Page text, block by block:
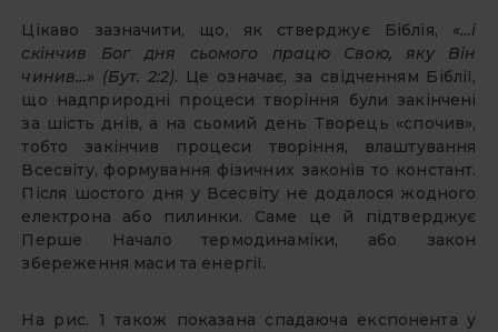
Цікаво зазначити, що, як стверджує Біблія, «…і
скінчив Бог дня сьомого працю Свою, яку Він
чинив…» (Бут. 2:2). Це означає, за свідченням Біблії,
що надприродні процеси творіння були закінчені
за шість днів, а на сьомий день Творець «спочив»,
тобто закінчив процеси творіння, влаштування
Всесвіту, формування фізичних законів то констант.
Після шостого дня у Всесвіту не додалося жодного
електрона або пилинки. Саме це й підтверджує
Перше Начало термодинаміки, або закон
збереження маси та енергії.
На рис. 1 також показана спадаюча експонента у